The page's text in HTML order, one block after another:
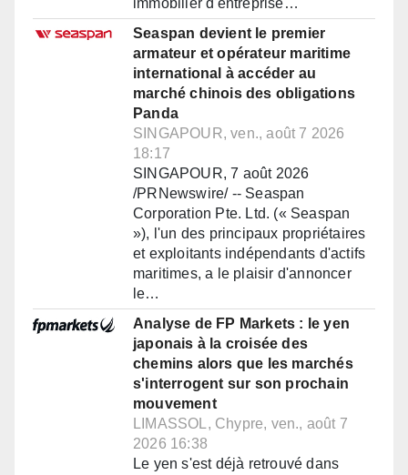
immobilier d'entreprise…
Seaspan devient le premier
armateur et opérateur maritime
international à accéder au
marché chinois des obligations
Panda
SINGAPOUR, ven., août 7 2026
18:17
SINGAPOUR, 7 août 2026
/PRNewswire/ -- Seaspan
Corporation Pte. Ltd. (« Seaspan
»), l'un des principaux propriétaires
et exploitants indépendants d'actifs
maritimes, a le plaisir d'annoncer
le…
Analyse de FP Markets : le yen
japonais à la croisée des
chemins alors que les marchés
s'interrogent sur son prochain
mouvement
LIMASSOL, Chypre, ven., août 7
2026 16:38
Le yen s'est déjà retrouvé dans